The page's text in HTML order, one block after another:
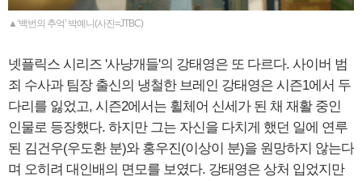
▲‘백번의 추억’ 박예니(사진=JTBC)
넷플릭스 시리즈 '사냥개들'의 강태영은 또 다르다. 사이버 범
죄 수사과 팀장 출신의 냉철한 브레인 강태영은 시즌1에서 두
다리를 잃었고, 시즌2에서는 휠체어 신세가 된 채 재활 중인
인물로 등장했다. 하지만 그는 자신을 다치게 했던 일에 연루
된 김건우(우도환 분)와 홍우진(이상이 분)을 원망하지 않는다
며 오히려 대인배의 면모를 보였다. 강태영은 상처 입었지만